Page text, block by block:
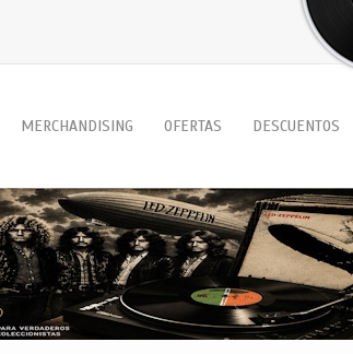
MERCHANDISING OFERTAS DESCUENTOS